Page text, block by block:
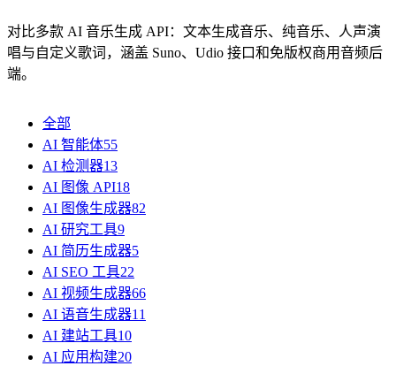
对比多款 AI 音乐生成 API：文本生成音乐、纯音乐、人声演
唱与自定义歌词，涵盖 Suno、Udio 接口和免版权商用音频后
端。
全部
AI 智能体55
AI 检测器13
AI 图像 API18
AI 图像生成器82
AI 研究工具9
AI 简历生成器5
AI SEO 工具22
AI 视频生成器66
AI 语音生成器11
AI 建站工具10
AI 应用构建20